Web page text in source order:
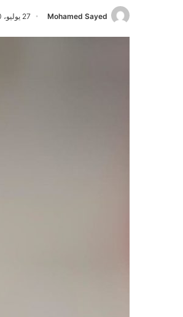
Mohamed Sayed 27 يوليو، 2020